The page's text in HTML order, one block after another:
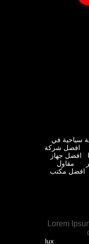
في
شركة
جهاز
مقاول
مكتب
Lorem